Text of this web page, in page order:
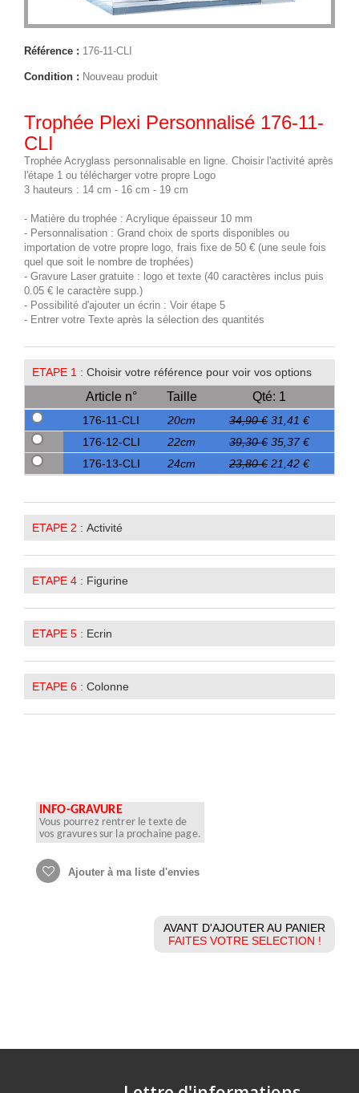
Référence : 176-11-CLI
Condition : Nouveau produit
Trophée Plexi Personnalisé 176-11-
CLI
Trophée Acryglass personnalisable en ligne. Choisir l'activité après
l'étape 1 ou télécharger votre propre Logo
3 hauteurs : 14 cm - 16 cm - 19 cm
- Matière du trophée : Acrylique épaisseur 10 mm
- Personnalisation : Grand choix de sports disponibles ou
importation de votre propre logo, frais fixe de 50 € (une seule fois
quel que soit le nombre de trophées)
- Gravure Laser gratuite : logo et texte (40 caractères inclus puis
0.05 € le caractère supp.)
- Possibilité d'ajouter un écrin : Voir étape 5
- Entrer votre Texte après la sélection des quantités
ETAPE 1 : Choisir votre référence pour voir vos options
Article n° Taille Qté: 1
176-11-CLI 20cm 34,90 € 31,41 €
176-12-CLI
22cm 39,30 € 35,37 €
176-13-CLI
24cm 23,80 € 21,42 €
ETAPE 2 : Activité
ETAPE 4 : Figurine
ETAPE 5 : Ecrin
ETAPE 6 : Colonne
INFO-GRAVURE
Vous pourrez rentrer le texte de
vos gravures sur la prochaine page.
Ajouter à ma liste d'envies
AVANT D'AJOUTER AU PANIER
FAITES VOTRE SELECTION !